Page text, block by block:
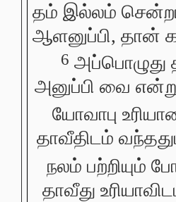
தம் இல்லம்
ஆளனுப்பி, தான்
6 அப்பொழுது
அனுப்பி வை
யோவாபு
தாவீதிடம்
நலம் பற்றியும்
தாவீது